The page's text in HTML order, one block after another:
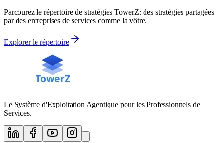
Parcourez le répertoire de stratégies TowerZ: des stratégies partagées
par des entreprises de services comme la vôtre.
Explorer le répertoire
Le Système d'Exploitation Agentique pour les Professionnels de
Services.